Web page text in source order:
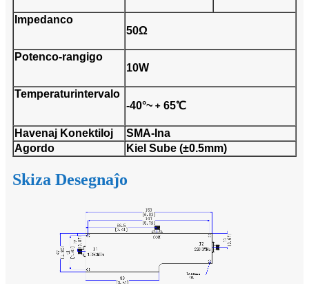
Impedanco
50Ω
Potenco-rangigo
10W
Temperaturintervalo
-40°~﹢65℃
Havenaj Konektiloj
SMA-Ina
Agordo
Kiel Sube (±0.5mm)
Skiza Desegnaĵo